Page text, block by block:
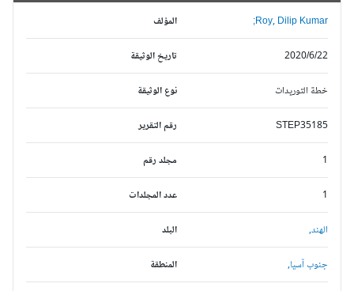
المؤلف Roy, Dilip Kumar;
تاريخ الوثيقة 2020/6/22
نوع الوثيقة خطة التوريدات
رقم التقرير STEP35185
مجلد رقم
عدد المجلدات
البلد الهند,
المنطقة جنوب آسيا,